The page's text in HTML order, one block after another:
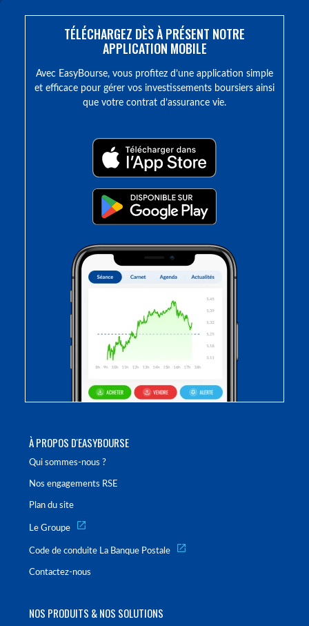
À PROPOS D'EASYBOURSE
Qui sommes-nous ?
Nos engagements RSE
Plan du site
Le Groupe
Code de conduite La Banque Postale
Contactez-nous
NOS PRODUITS & NOS SOLUTIONS
TÉLÉCHARGEZ DÈS À PRÉSENT NOTRE
APPLICATION MOBILE
Avec EasyBourse, vous profitez d’une application simple
et efficace pour gérer vos investissements boursiers ainsi
que votre contrat d’assurance vie.